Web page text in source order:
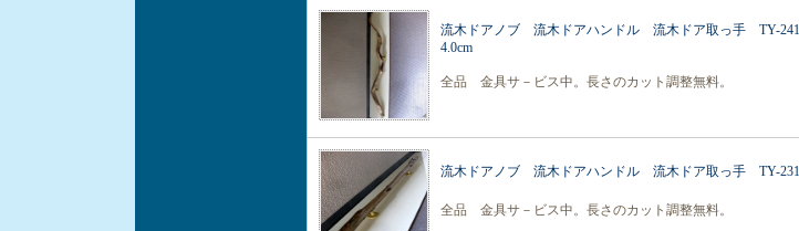
流木ドアノブ 流木ドアハンドル 流木ドア取っ手 TY-
4.0cm
全品 金具サ－ビス中。長さのカット調整無料。
流木ドアノブ 流木ドアハンドル 流木ドア取っ手 TY-
全品 金具サ－ビス中。長さのカット調整無料。